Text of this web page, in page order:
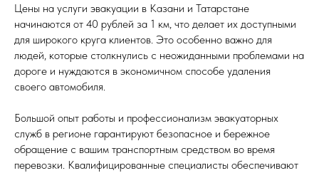
Цены на услуги эвакуации в Казани и Татарстане
начинаются от 40 рублей за 1 км, что делает их доступными
для широкого круга клиентов. Это особенно важно для
людей, которые столкнулись с неожиданными проблемами на
дороге и нуждаются в экономичном способе удаления
своего автомобиля.
Большой опыт работы и профессионализм эвакуаторных
служб в регионе гарантируют безопасное и бережное
обращение с вашим транспортным средством во время
перевозки. Квалифицированные специалисты обеспечивают